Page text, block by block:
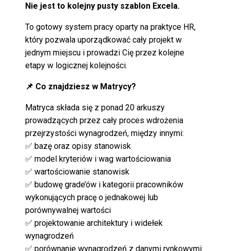
Nie jest to kolejny pusty szablon Excela.
To gotowy system pracy oparty na praktyce HR,
który pozwala uporządkować cały projekt w
jednym miejscu i prowadzi Cię przez kolejne
etapy w logicznej kolejności.
📌 Co znajdziesz w Matrycy?
Matryca składa się z ponad 20 arkuszy
prowadzących przez cały proces wdrożenia
przejrzystości wynagrodzeń, między innymi:
✅ bazę oraz opisy stanowisk
✅ model kryteriów i wag wartościowania
✅ wartościowanie stanowisk
✅ budowę grade’ów i kategorii pracowników
wykonujących pracę o jednakowej lub
porównywalnej wartości
✅ projektowanie architektury i widełek
wynagrodzeń
✅ porównanie wynagrodzeń z danymi rynkowymi